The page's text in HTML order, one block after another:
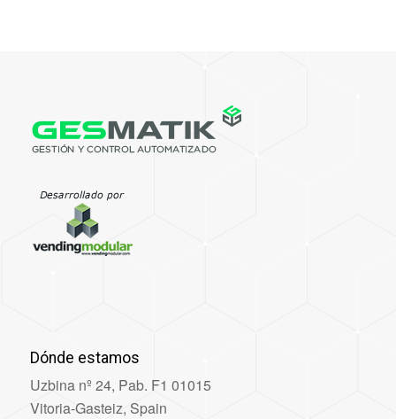
Dónde estamos
Uzbina nº 24, Pab. F1 01015
Vitoria-Gasteiz, Spain